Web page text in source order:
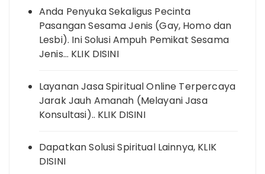
Anda Penyuka Sekaligus Pecinta
Pasangan Sesama Jenis (Gay, Homo dan
Lesbi). Ini Solusi Ampuh Pemikat Sesama
Jenis… KLIK DISINI
Layanan Jasa Spiritual Online Terpercaya
Jarak Jauh Amanah (Melayani Jasa
Konsultasi).. KLIK DISINI
Dapatkan Solusi Spiritual Lainnya, KLIK
DISINI